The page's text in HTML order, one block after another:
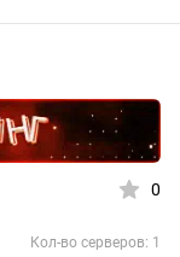
0
Кол-во серверов: 1